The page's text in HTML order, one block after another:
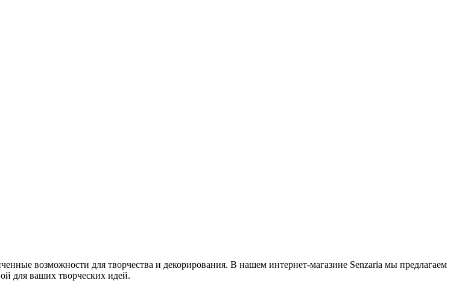
возможности для творчества и декорирования. В нашем интернет-магазине Senzaria мы предлагаем
для ваших творческих идей.